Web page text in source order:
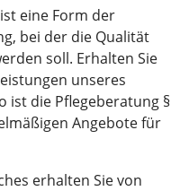
ist eine Form der
bei der die Qualität
soll. Erhalten Sie
unseres
ist die Pflegeberatung §
Angebote für
erhalten Sie von